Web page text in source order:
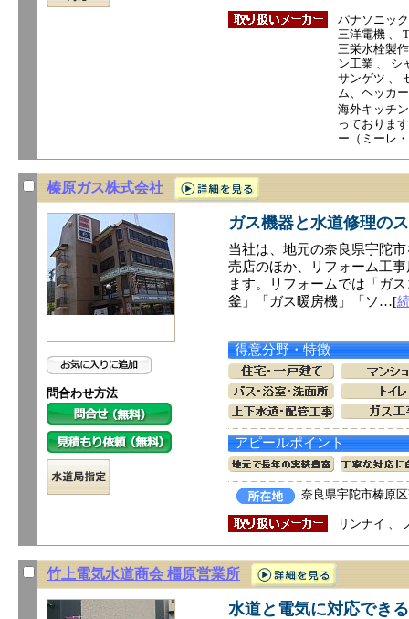
パナソニッ
三洋電機 、
三栄水栓製
ン工業 、 シ
サンゲツ 、
ム、ヘッカー
海外キッチ
っておりま
ー（ミーレ
榛原ガス株式会社
問合わせ方法
ガス機器と水道修理の
当社は、地元の奈良県宇陀
売店のほか、リフォーム工
ます。リフォームでは「ガ
釜」「ガス暖房機」「ソ…[
得意分野・特徴
アピールポイント
奈良県宇陀市榛原
リンナイ 、
竹上電気水道商会 橿原営業所
水道と電気に対応でき